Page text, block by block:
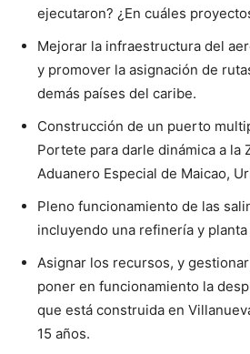
ejecutaron? ¿En cuáles
Mejorar la infraestructura del
y promover la asignación de
demás países del caribe.
Construcción de un puerto
Portete para darle dinámica a la
Aduanero Especial de Maicao,
Pleno funcionamiento de las
incluyendo una refinería y
Asignar los recursos, y
poner en funcionamiento la
que está construida en
15 años.